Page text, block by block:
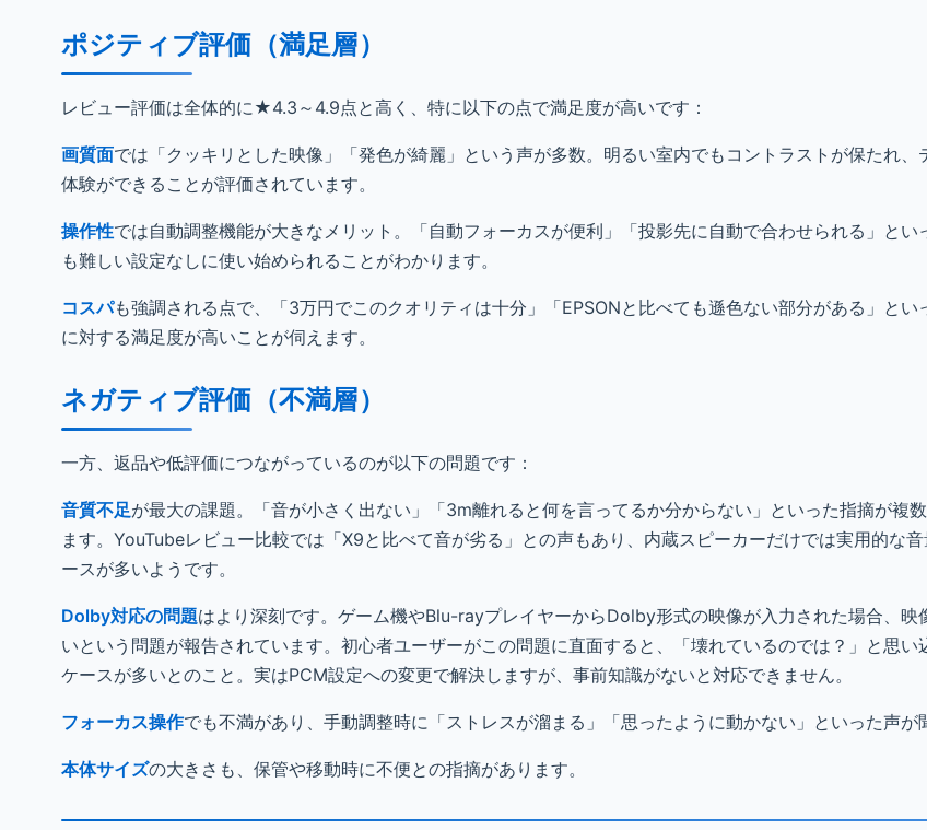
ポジティブ評価（満足層）
レビュー評価は全体的に★4.3～4.9点と高く、特に以下の点で満足度が高いです：
画質面では「クッキリとした映像」「発色が綺麗」という声が多数。明るい室内でもコントラストが保たれ、
体験ができることが評価されています。
操作性では自動調整機能が大きなメリット。「自動フォーカスが便利」「投影先に自動で合わせられる」とい
も難しい設定なしに使い始められることがわかります。
コスパも強調される点で、「3万円でこのクオリティは十分」「EPSONと比べても遜色ない部分がある」とい
に対する満足度が高いことが伺えます。
ネガティブ評価（不満層）
一方、返品や低評価につながっているのが以下の問題です：
音質不足が最大の課題。「音が小さく出ない」「3m離れると何を言ってるか分からない」といった指摘が複
ます。YouTubeレビュー比較では「X9と比べて音が劣る」との声もあり、内蔵スピーカーだけでは実用的な
ースが多いようです。
Dolby対応の問題はより深刻です。ゲーム機やBlu-rayプレイヤーからDolby形式の映像が入力された場合、映
いという問題が報告されています。初心者ユーザーがこの問題に直面すると、「壊れているのでは？」と思い
ケースが多いとのこと。実はPCM設定への変更で解決しますが、事前知識がないと対応できません。
フォーカス操作でも不満があり、手動調整時に「ストレスが溜まる」「思ったように動かない」といった声が
本体サイズの大きさも、保管や移動時に不便との指摘があります。